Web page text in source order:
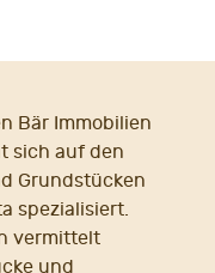
Bär Immobilien
sich auf den
Grundstücken
spezialisiert.
vermittelt
und